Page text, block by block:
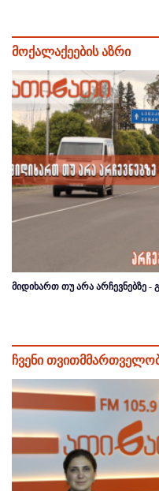
მოქალაქეების აზრი
მიდიხართ თუ არა არჩევნებზე -
ჩვენი